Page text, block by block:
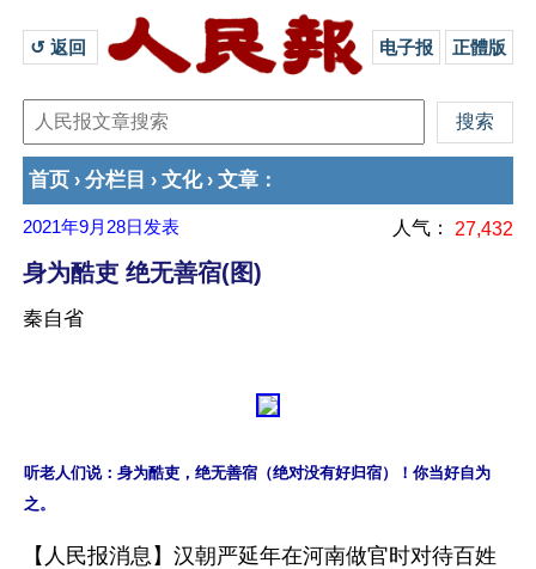
↺ 返回 电子报 正體版
首页 › 分栏目 › 文化› 文章 ：
2021年9月28日 发表 人气： 27,432
身为酷吏 绝无善宿(图)
秦自省
听老人们说：身为酷吏，绝无善宿（绝对没有好归宿）！你当好自为
【人民报消息】汉朝严延年在河南做官时对待百姓